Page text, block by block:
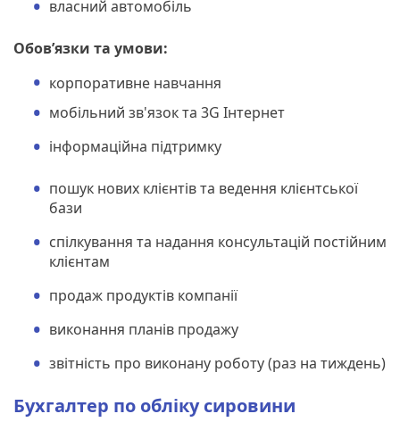
власний автомобіль
Обов’язки та умови:
корпоративне навчання
мобільний зв'язок та 3G Інтернет
інформаційна підтримку
пошук нових клієнтів та ведення клієнтської
бази
спілкування та надання консультацій постійним
клієнтам
продаж продуктів компанії
виконання планів продажу
звітність про виконану роботу (раз на тиждень)
Бухгалтер по обліку сировини